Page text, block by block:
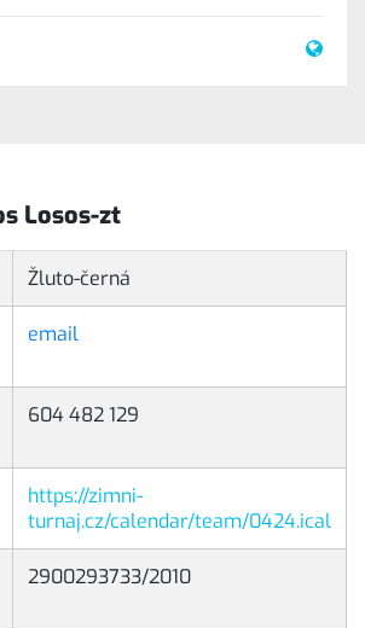
Losos-zt
Žluto-černá
email
604 482 129
https://zimni-
turnaj.cz/calendar/team/0424.ical
2900293733/2010